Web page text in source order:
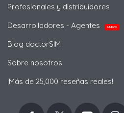
Profesionales y distribuidores
Desarrolladores - Agentes
NUEVO
Blog doctorSIM
Sobre nosotros
¡Más de 25,000 reseñas reales!